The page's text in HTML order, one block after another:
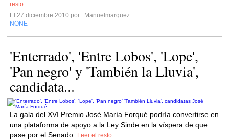
resto
El 27 diciembre 2010 por
Manuelmarquez
NONE
'Enterrado', 'Entre Lobos', 'Lope',
'Pan negro' y 'También la Lluvia',
candidata...
La gala del XVI Premio José María Forqué podría convertirse en
una plataforma de apoyo a la Ley Sinde en la víspera de que
pase por el Senado.
Leer el resto